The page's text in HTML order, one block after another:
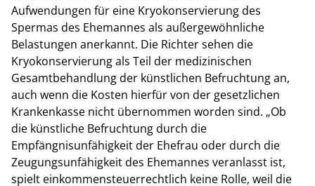
Aufwendungen für eine Kryokonservierung des
Spermas des Ehemannes als außergewöhnliche
Belastungen anerkannt. Die Richter sehen die
Kryokonservierung als Teil der medizinischen
Gesamtbehandlung der künstlichen Befruchtung an,
auch wenn die Kosten hierfür von der gesetzlichen
Krankenkasse nicht übernommen worden sind. „Ob
die künstliche Befruchtung durch die
Empfängnisunfähigkeit der Ehefrau oder durch die
Zeugungsunfähigkeit des Ehemannes veranlasst ist,
spielt einkommensteuerrechtlich keine Rolle, weil die